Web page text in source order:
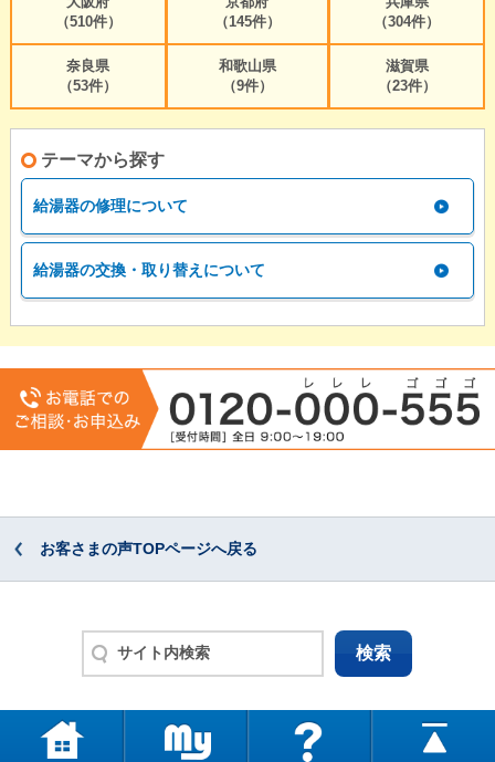
（510件）
（145件）
（304件）
奈良県
（53件）
和歌山県
（9件）
滋賀県
（23件）
テーマから探す
給湯器の修理について
給湯器の交換・取り替えについて
お客さまの声TOPページへ戻る